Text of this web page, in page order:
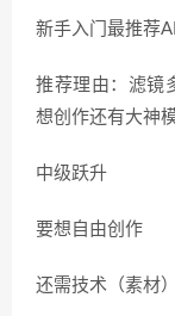
新手入门最推荐
推荐理由：滤镜
想创作还有大神
中级跃升
要想自由创作
还需技术（素材